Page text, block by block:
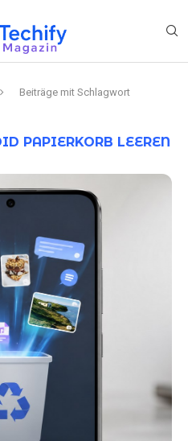
Beiträge mit Schlagwort
PAPIERKORB LEEREN